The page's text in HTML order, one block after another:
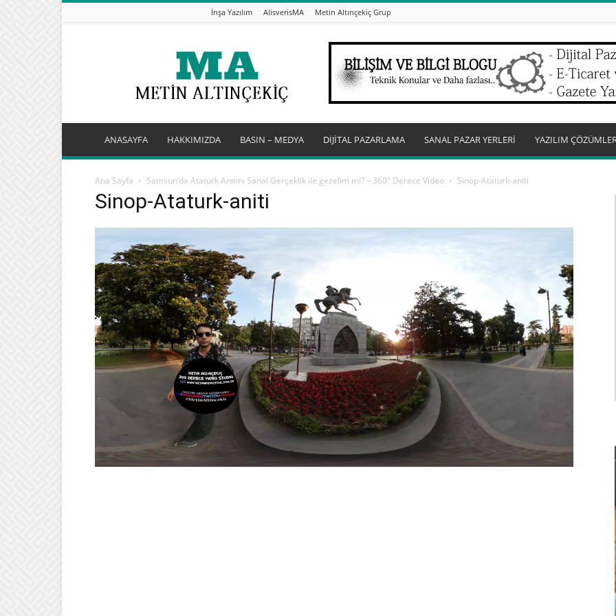
İnşa Yazılım AlisverisMA Metin Altınçekiç Grup
Bilişim
Bilgi
Blogu
ANASAYFA HAKKIMIZDA BASIN – MEDYA DİJİTAL PAZARLAMA SANAL PAZAR YERLERİ YAZILIM
Ana Sayfa Samsun’da Atatürk Anıtını Sanal Gerçeklik ile gezelim mi? – 360° Derece Video Sinop-Ataturk-aniti
Sinop-Ataturk-aniti